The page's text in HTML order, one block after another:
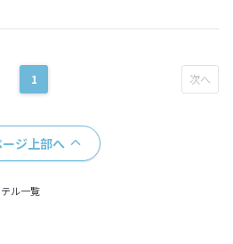
1
ジ上部へ
ル一覧